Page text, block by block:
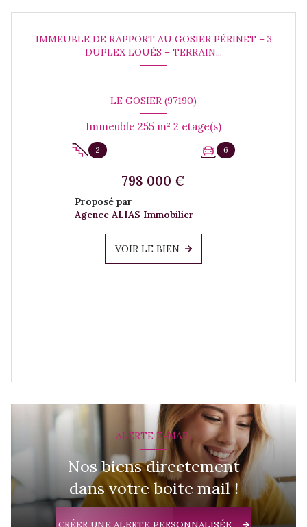
IMMEUBLE DE RAPPORT AU GOSIER PÉRINET – 3
DUPLEX LOUÉS – TERRAIN...
LE GOSIER (97190)
Immeuble 255 m² 2 etage(s)
2 6
798 000 €
Proposé par
Agence ALIAS Immobilier
VOIR LE BIEN
ALERTE E-MAIL
Nos biens directement
dans votre boite mail !
CRÉER UNE ALERTE PERSONNALISÉE